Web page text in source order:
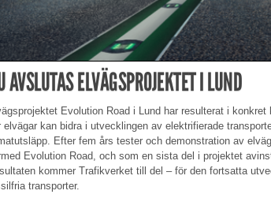
AVSLUTAS ELVÄGSPROJEKTET I LUND
Evolution Road i Lund har resulterat i
elvägar kan bidra i utvecklingen av elektrifierade
Efter fem års tester och demonstration av
Evolution Road, och som en sista del i projektet
kommer Trafikverket till del – för den fortsatta
transporter.